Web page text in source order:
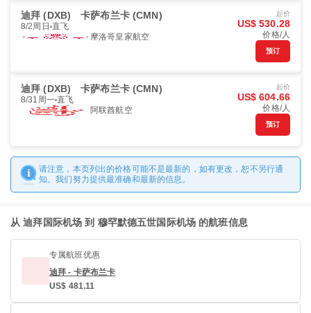
迪拜 (DXB) 卡萨布兰卡 (CMN)
8/2周日 直飞
摩洛哥皇家航空
起价
US$ 530.28
价格/人
预订
迪拜 (DXB) 卡萨布兰卡 (CMN)
8/31周一 直飞
阿联酋航空
起价
US$ 604.66
价格/人
预订
请注意，本页列出的价格可能不是最新的，如有更改，恕不另行通
知。我们努力提供最准确和最新的信息。
从 迪拜国际机场 到 穆罕默德五世国际机场 的航班信息
专属航班优惠
迪拜 - 卡萨布兰卡
US$ 481.11